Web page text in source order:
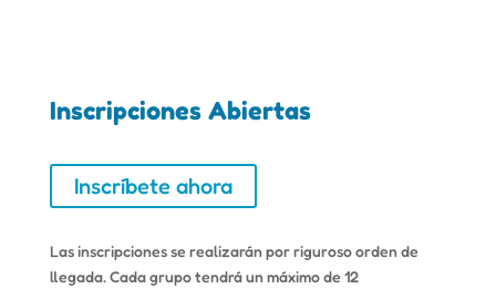
Inscripciones Abiertas
Inscríbete ahora
Las inscripciones se realizarán por riguroso orden de
llegada. Cada grupo tendrá un máximo de 12